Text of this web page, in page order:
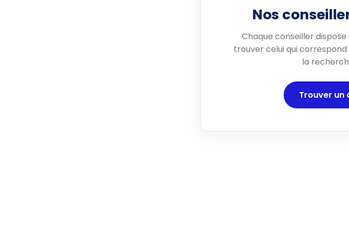
Nos
Chaque conseiller
trouver celui qui
la
Trouver un